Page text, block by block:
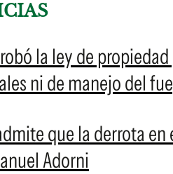
la ley de
ni de manejo del
que la derrota
Adorni